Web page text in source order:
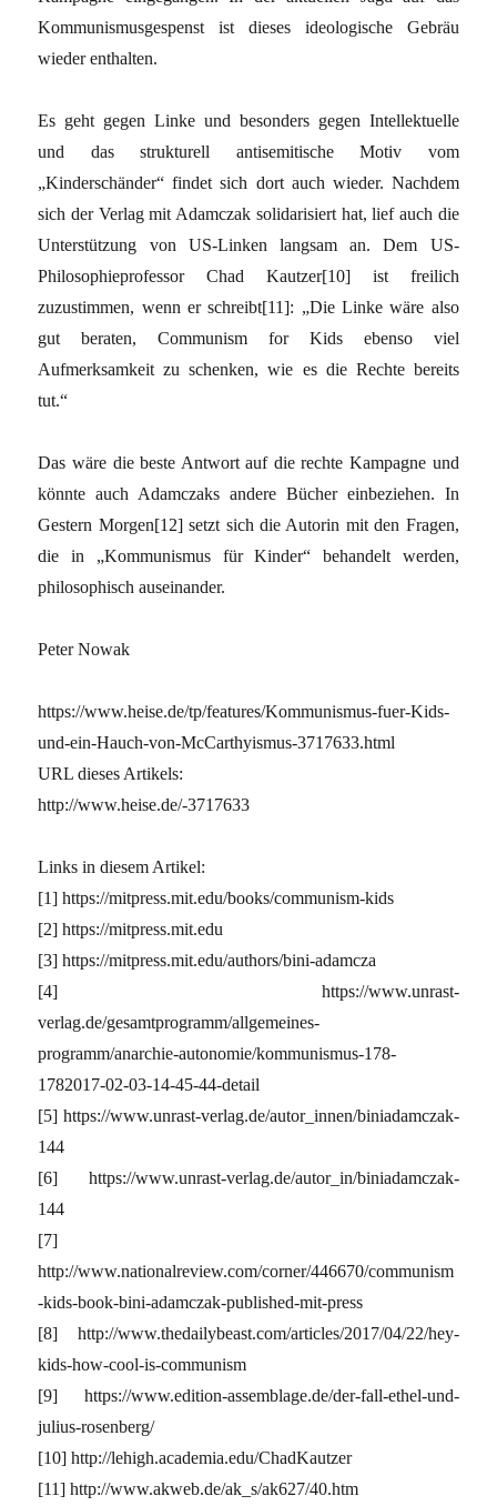
Kommunismusgespenst ist dieses ideologische Gebräu
wieder enthalten.
Es geht gegen Linke und besonders gegen Intellektuelle
und das strukturell antisemitische Motiv vom
„Kinderschänder“ findet sich dort auch wieder. Nachdem
sich der Verlag mit Adamczak solidarisiert hat, lief auch die
Unterstützung von US-Linken langsam an. Dem US-
Philosophieprofessor Chad Kautzer[10] ist freilich
zuzustimmen, wenn er schreibt[11]: „Die Linke wäre also
gut beraten, Communism for Kids ebenso viel
Aufmerksamkeit zu schenken, wie es die Rechte bereits
tut.“
Das wäre die beste Antwort auf die rechte Kampagne und
könnte auch Adamczaks andere Bücher einbeziehen. In
Gestern Morgen[12] setzt sich die Autorin mit den Fragen,
die in „Kommunismus für Kinder“ behandelt werden,
philosophisch auseinander.
Peter Nowak
https://www.heise.de/tp/features/Kommunismus-fuer-Kids-
und-ein-Hauch-von-McCarthyismus-3717633.html
URL dieses Artikels:
http://www.heise.de/-3717633
Links in diesem Artikel:
[1] https://mitpress.mit.edu/books/communism-kids
[2] https://mitpress.mit.edu
[3] https://mitpress.mit.edu/authors/bini-adamcza
[4] https://www.unrast-
verlag.de/gesamtprogramm/allgemeines-
programm/anarchie-autonomie/kommunismus-178-
1782017-02-03-14-45-44-detail
[5] https://www.unrast-verlag.de/autor_innen/biniadamczak-
144
[6] https://www.unrast-verlag.de/autor_in/biniadamczak-
144
[7]
http://www.nationalreview.com/corner/446670/communism
-kids-book-bini-adamczak-published-mit-press
[8] http://www.thedailybeast.com/articles/2017/04/22/hey-
kids-how-cool-is-communism
[9] https://www.edition-assemblage.de/der-fall-ethel-und-
julius-rosenberg/
[10] http://lehigh.academia.edu/ChadKautzer
[11] http://www.akweb.de/ak_s/ak627/40.htm